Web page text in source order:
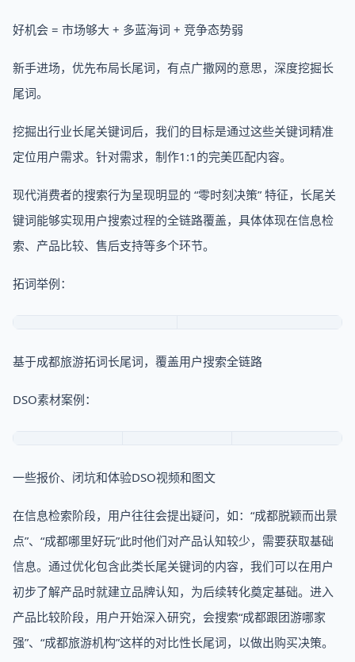
好机会 = 市场够大 + 多蓝海词 + 竞争态势弱
新手进场，优先布局长尾词，有点广撒网的意思，深度挖掘长
尾词。
挖掘出行业长尾关键词后，我们的目标是通过这些关键词精准
定位用户需求。针对需求，制作1:1的完美匹配内容。
现代消费者的搜索行为呈现明显的 “零时刻决策” 特征，长尾关
键词能够实现用户搜索过程的全链路覆盖，具体体现在信息检
索、产品比较、售后支持等多个环节。
拓词举例：
基于成都旅游拓词长尾词，覆盖用户搜索全链路
DSO素材案例：
一些报价、闭坑和体验DSO视频和图文
在信息检索阶段，用户往往会提出疑问，如：“成都脱颖而出景
点”、“成都哪里好玩”此时他们对产品认知较少，需要获取基础
信息。通过优化包含此类长尾关键词的内容，我们可以在用户
初步了解产品时就建立品牌认知，为后续转化奠定基础。进入
产品比较阶段，用户开始深入研究，会搜索“成都跟团游哪家
强”、“成都旅游机构”这样的对比性长尾词，以做出购买决策。